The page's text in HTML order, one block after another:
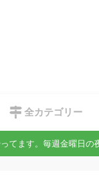
全カテゴリー
てます。毎週金曜日